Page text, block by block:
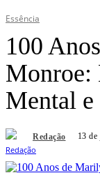
Essência
100
Monroe:
Mental e
Redação 13